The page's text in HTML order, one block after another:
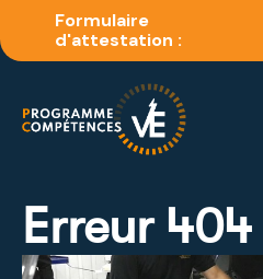
Formulaire
d'attestation :
Erreur 404